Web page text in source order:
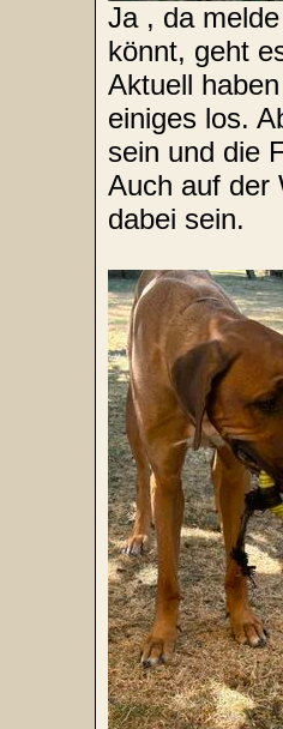
Ja , da
könnt, geht
Aktuell
einiges los.
sein und die
Auch auf der
dabei sein.